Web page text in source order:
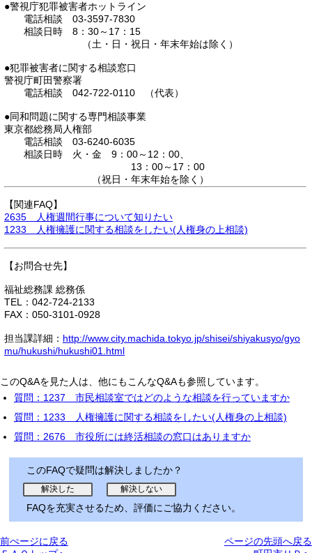
●警視庁犯罪被害者ホットライン
電話相談 03-3597-7830
相談日時 8：30～17：15
（土・日・祝日・年末年始は除く）
●犯罪被害者に関する相談窓口
警視庁町田警察署
電話相談 042-722-0110 （代表）
●同和問題に関する専門相談事業
東京都総務局人権部
電話相談 03-6240-6035
相談日時 火・金 9：00～12：00、
13：00～17：00
（祝日・年末年始を除く）
【関連FAQ】
2635 人権週間行事について知りたい
1233 人権擁護に関する相談をしたい(人権身の上相談)
【お問合せ先】
福祉総務課 総務係
TEL：042-724-2133
FAX：050-3101-0928
担当課詳細： http://www.city.machida.tokyo.jp/shisei/shiyakusyo/gyo
mu/hukushi/hukushi01.html
このQ&Aを見た人は、他にもこんなQ&Aも参照しています。
質問：1237 市民相談室ではどのような相談を行っていますか
質問：1233 人権擁護に関する相談をしたい(人権身の上相談)
質問：2676 市役所には終活相談の窓口はありますか
このFAQで疑問は解決しましたか？
FAQを充実させるため、評価にご協力ください。
前ぺージに戻る
ページの先頭へ戻る